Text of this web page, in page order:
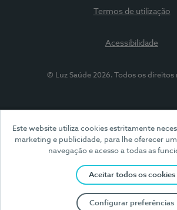
Este website utiliza cookies estritamente
marketing e publicidade, para lhe oferecer
navegação e acesso a todas as
Aceitar todos os cookies
Configurar preferências
Termos de utilização
Acessibilidade
© Luz Saúde 2026. Todos os direitos